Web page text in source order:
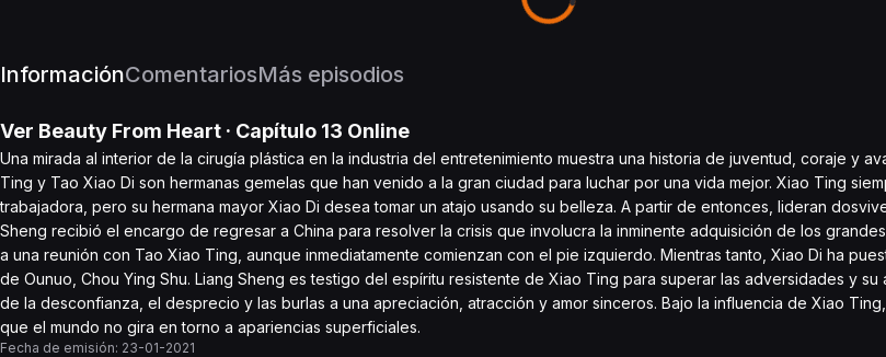
InformaciónComentariosMás episodios
Ver Beauty From Heart · Capítulo 13 Online
Una mirada al interior de la cirugía plástica en la industria del entretenimiento muestra una historia de juventud, coraje y
Ting y Tao Xiao Di son hermanas gemelas que han venido a la gran ciudad para luchar por una vida mejor. Xiao Ting
trabajadora, pero su hermana mayor Xiao Di desea tomar un atajo usando su belleza. A partir de entonces, lideran
Sheng recibió el encargo de regresar a China para resolver la crisis que involucra la inminente adquisición de los
a una reunión con Tao Xiao Ting, aunque inmediatamente comienzan con el pie izquierdo. Mientras tanto, Xiao Di ha
de Ounuo, Chou Ying Shu. Liang Sheng es testigo del espíritu resistente de Xiao Ting para superar las adversidades y su
de la desconfianza, el desprecio y las burlas a una apreciación, atracción y amor sinceros. Bajo la influencia de Xiao
que el mundo no gira en torno a apariencias superficiales.
Fecha de emisión: 23-01-2021